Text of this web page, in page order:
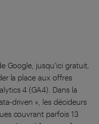
Google, jusqu'ici gratuit,
la place aux offres
4 (GA4). Dans la
driven », les décideurs
couvrant parfois 13